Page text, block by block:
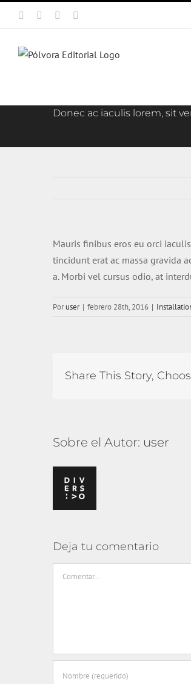
Facebook Instagram
Donec ac iaculis lorem, sit
Mauris finibus eros eu orci
tincidunt erat ac massa gravida
a. Morbi vel cursus odio, at
Poruser | febrero 28th, 2016 |
Share This Story,
Sobre el Autor: user
Deja tu comentario
Comentar